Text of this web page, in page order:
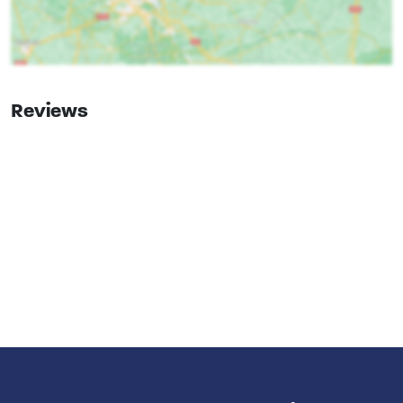
Geschikt als trouwlocatie
Badlinnen inbegrepen
Bedlinnen inbegrepen
Exclusief voor 1 groep
Reviews